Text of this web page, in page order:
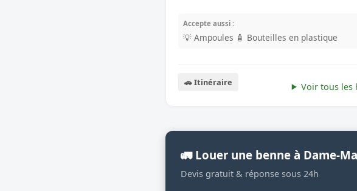
Accepte aussi :
💡 Ampoules 🧴 Bouteilles en plastique
🚗 Itinéraire Voir tous les
🚛 Louer une benne à Dame-
Devis gratuit & réponse sous 24h